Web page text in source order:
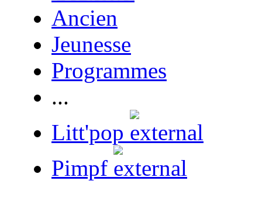
Ancien
Jeunesse
Programmes
...
Litt'pop
Pimpf